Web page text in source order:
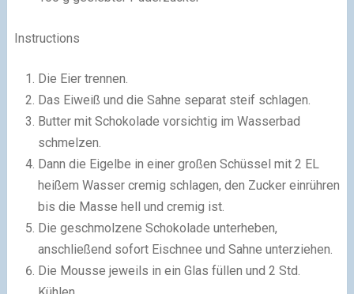
Instructions
Die Eier trennen.
Das Eiweiß und die Sahne separat steif schlagen.
Butter mit Schokolade vorsichtig im Wasserbad
schmelzen.
Dann die Eigelbe in einer großen Schüssel mit 2 EL
heißem Wasser cremig schlagen, den Zucker einrühren
bis die Masse hell und cremig ist.
Die geschmolzene Schokolade unterheben,
anschließend sofort Eischnee und Sahne unterziehen.
Die Mousse jeweils in ein Glas füllen und 2 Std.